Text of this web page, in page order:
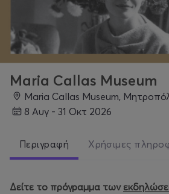
Maria Callas Museum
Maria Callas Museum, Μητροπόλεως
8 Αυγ - 31 Οκτ 2026
Περιγραφή Χρήσιμες
Δείτε το πρόγραμμα των